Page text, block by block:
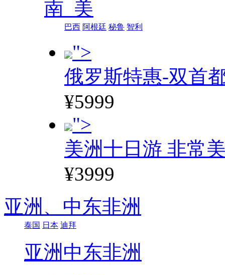
南 美
巴西 阿根廷 秘鲁 智利
">
俄罗斯特惠-双首
¥5999
">
美洲十日游 非常
¥3999
亚洲、 中东非洲
泰国 日本 迪拜
亚洲 中东非洲